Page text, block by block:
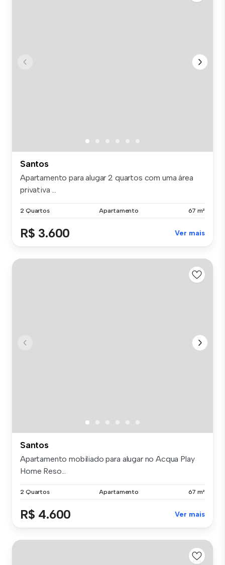
Santos
Apartamento para alugar 2 quartos com uma área
privativa ...
2 Quartos Apartamento 67 m²
R$ 3.600 Ver mais
Santos
Apartamento mobiliado para alugar no Acqua Play
Home Reso...
2 Quartos Apartamento 67 m²
R$ 4.600 Ver mais